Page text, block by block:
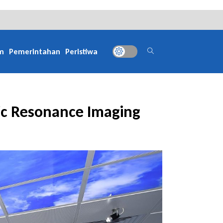
Pemerintahan Peristiwa
Resonance Imaging